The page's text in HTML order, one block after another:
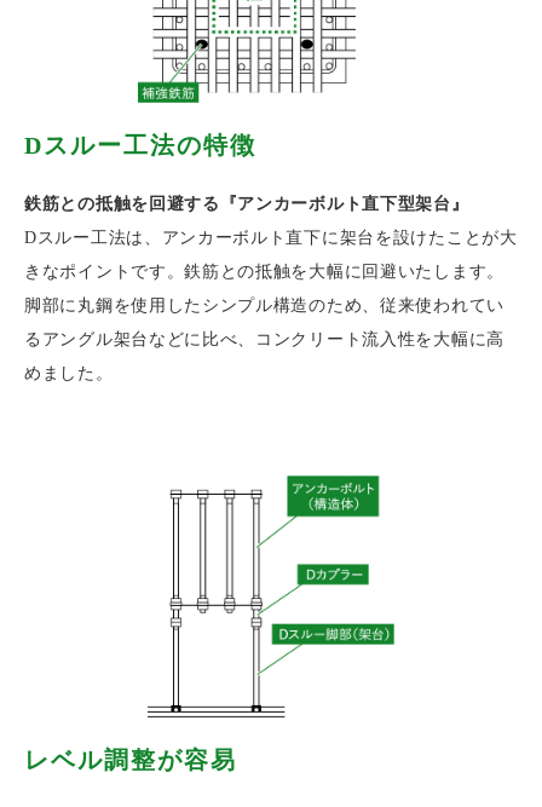
Dスルー工法の特徴
鉄筋との抵触を回避する『アンカーボルト直下型架台』
Dスルー工法は、アンカーボルト直下に架台を設けたことが大
きなポイントです。鉄筋との抵触を大幅に回避いたします。
脚部に丸鋼を使用したシンプル構造のため、従来使われてい
るアングル架台などに比べ、コンクリート流入性を大幅に高
めました。
レベル調整が容易